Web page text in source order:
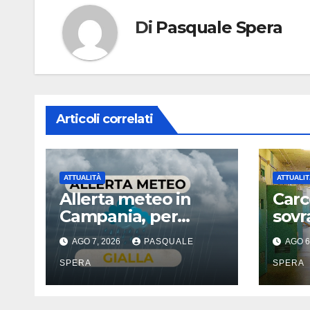
Di Pasquale Spera
Articoli correlati
ATTUALITÀ
Allerta meteo in
Campania, per
temporali
AGO 7, 2026 PASQUALE
SPERA
AGO
SPERA